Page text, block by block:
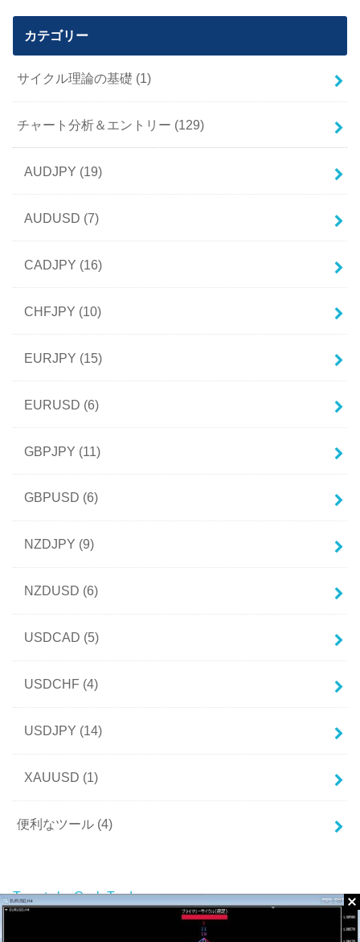
カテゴリー
サイクル理論の基礎 (1)
チャート分析＆エントリー (129)
AUDJPY (19)
AUDUSD (7)
CADJPY (16)
CHFJPY (10)
EURJPY (15)
EURUSD (6)
GBPJPY (11)
GBPUSD (6)
NZDJPY (9)
NZDUSD (6)
USDCAD (5)
USDCHF (4)
USDJPY (14)
XAUUSD (1)
便利なツール (4)
Tweets by CycleTrade_com